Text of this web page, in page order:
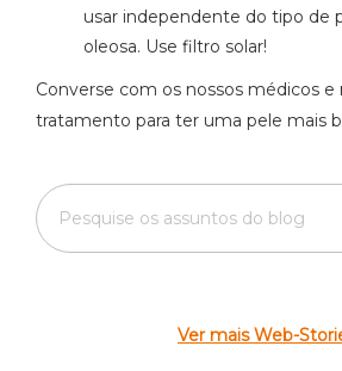
usar independente do tipo de
oleosa. Use filtro solar!
Converse com os nossos médicos
tratamento para ter uma pele mais
Ver mais Web-